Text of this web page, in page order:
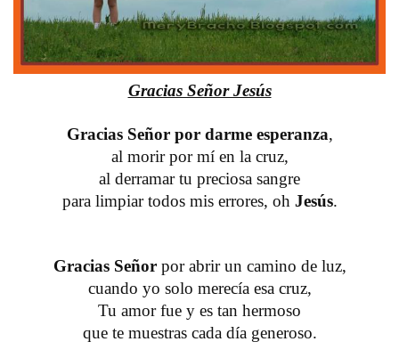
Gracias Señor Jesús
Gracias Señor por darme esperanza,
al morir por mí en la cruz,
al derramar tu preciosa sangre
para limpiar todos mis errores, oh Jesús.
Gracias Señorpor abrir un camino de luz,
cuando yo solo merecía esa cruz,
Tu amor fue y es tan hermoso
que te muestras cada día generoso.